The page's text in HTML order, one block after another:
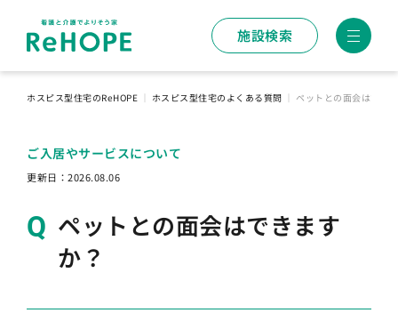
施設検索
ホスピス型住宅のReHOPE ホスピス型住宅のよくある質問 ペットとの面会はでき
ご入居やサービスについて
更新日： 2026.08.06
ペットとの面会はできます
か？